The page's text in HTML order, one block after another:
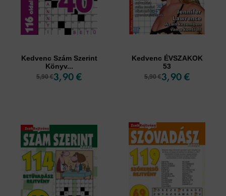
Kedvenc Szám Szerint
Könyv...
5,90 €3,90 €
Kedvenc ÉVSZAKOK
53
5,90 €3,90 €